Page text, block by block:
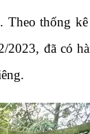
thống kê
đã có